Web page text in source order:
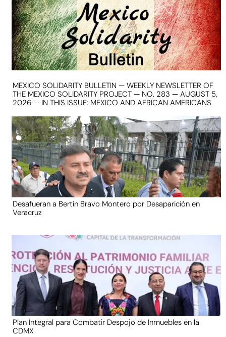
MEXICO SOLIDARITY BULLETIN — WEEKLY NEWSLETTER OF
THE MEXICO SOLIDARITY PROJECT — NO. 283 — AUGUST 5,
2026 — IN THIS ISSUE: MEXICO AND AFRICAN AMERICANS
Desafueran a Bertín Bravo Montero por Desaparición en
Veracruz
Plan Integral para Combatir Despojo de Inmuebles en la
CDMX